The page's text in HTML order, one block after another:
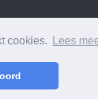
cookies. Lees